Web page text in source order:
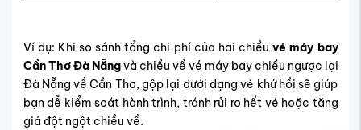
Ví dụ: Khi so sánh tổng chi phí của hai chiềuvé máy bay
Cần Thơ Đà Nẵngvà chiều về vé máy bay chiều ngược lại
Đà Nẵng về Cần Thơ, gộp lại dưới dạng vé khứ hồi sẽ giúp
bạn dễ kiểm soát hành trình, tránh rủi ro hết vé hoặc tăng
giá đột ngột chiều về.